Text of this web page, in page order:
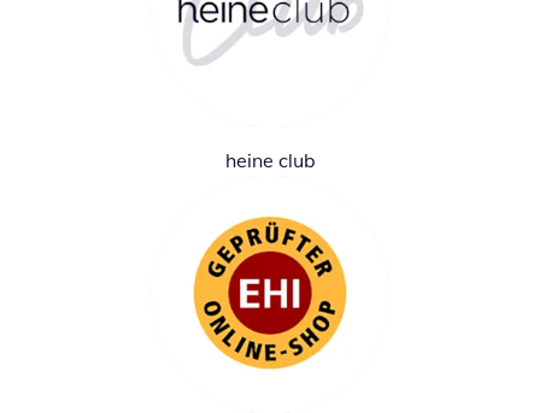
heine club